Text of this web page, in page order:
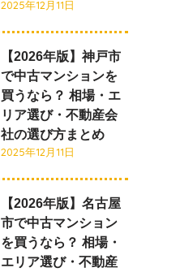
2025年12月11日
【2026年版】神戸市
で中古マンションを
買うなら？ 相場・エ
リア選び・不動産会
社の選び方まとめ
2025年12月11日
【2026年版】名古屋
市で中古マンション
を買うなら？ 相場・
エリア選び・不動産